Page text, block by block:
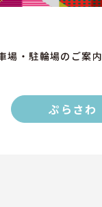
場・駐輪場のご案内
ぷらさわ